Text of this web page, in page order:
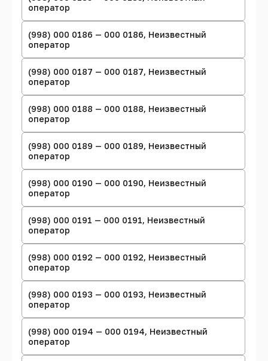
оператор
(998) 000 0186 — 000 0186, Неизвестный
оператор
(998) 000 0187 — 000 0187, Неизвестный
оператор
(998) 000 0188 — 000 0188, Неизвестный
оператор
(998) 000 0189 — 000 0189, Неизвестный
оператор
(998) 000 0190 — 000 0190, Неизвестный
оператор
(998) 000 0191 — 000 0191, Неизвестный
оператор
(998) 000 0192 — 000 0192, Неизвестный
оператор
(998) 000 0193 — 000 0193, Неизвестный
оператор
(998) 000 0194 — 000 0194, Неизвестный
оператор